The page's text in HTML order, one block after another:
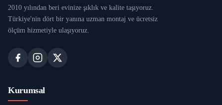
2010 yılından beri evinize şıklık ve kalite taşıyoruz.
Türkiye'nin dört bir yanına uzman montaj ve ücretsiz
ölçüm hizmetiyle ulaşıyoruz.
Kurumsal